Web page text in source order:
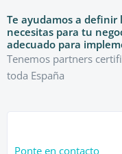
Te ayudamos a definir
necesitas para tu
adecuado para
Tenemos partners
toda España
Ponte en contacto